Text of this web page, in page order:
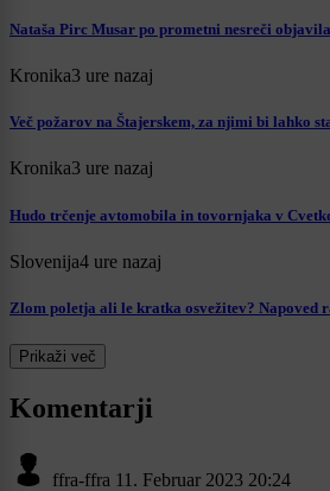
Nataša Pirc Musar po prometni nesreči
Kronika3 ure nazaj
Več požarov na Štajerskem, za njimi bi lahko
Kronika3 ure nazaj
Hudo trčenje avtomobila in tovornjaka v
Slovenija4 ure nazaj
Zlom poletja ali le kratka osvežitev? Napoved
Prikaži več
Komentarji
ffra-ffra 11. Februar 2023 20:24